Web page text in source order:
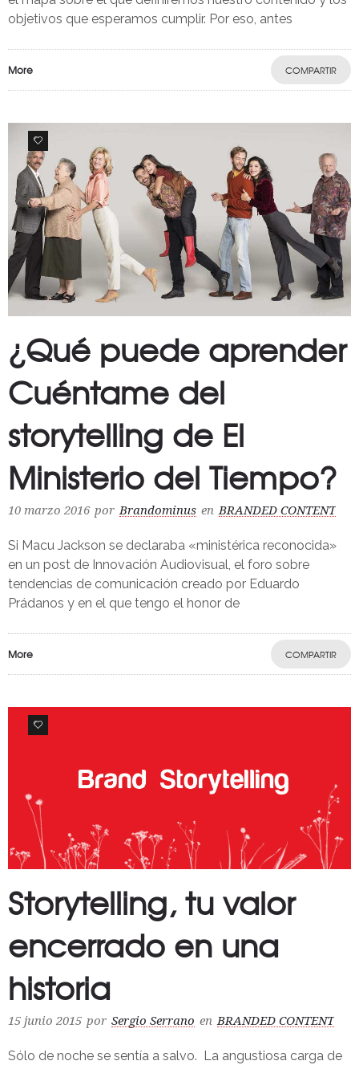
objetivos que esperamos cumplir. Por eso, antes
More COMPARTIR
0
¿Qué puede aprender
Cuéntame del
storytelling de El
Ministerio del Tiempo?
10 marzo 2016 por Brandominus en BRANDED CONTENT
Si Macu Jackson se declaraba «ministérica reconocida»
en un post de Innovación Audiovisual, el foro sobre
tendencias de comunicación creado por Eduardo
Prádanos y en el que tengo el honor de
More COMPARTIR
0
Storytelling, tu valor
encerrado en una
historia
15 junio 2015 por Sergio Serrano en BRANDED CONTENT
Sólo de noche se sentía a salvo. La angustiosa carga de